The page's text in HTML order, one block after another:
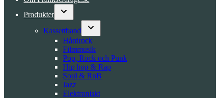
Produkter
Open
dropdown
menu
Kassettband
Open
dropdown
menu
Hårdrock
Filmmusik
Pop, Rock och Punk
Hip hop & Rap
Soul & RnB
Jazz
Elektroniskt